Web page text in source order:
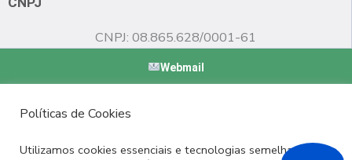
CNPJ: 08.865.628/0001-61
Webmail
Políticas de Cookies
Utilizamos cookies essenciais e tecnologias semelhantes de